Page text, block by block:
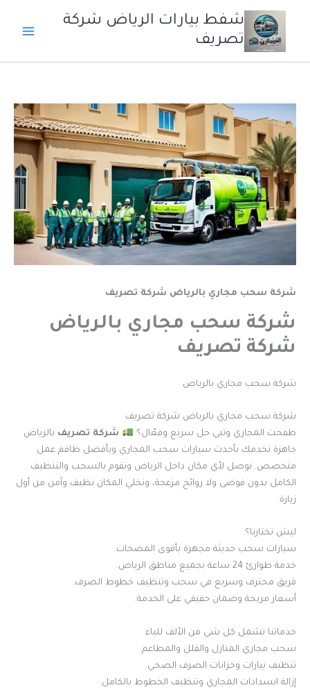
المحتوى
شفط بيارات الرياض شركة
تصريف
شركة سحب مجاري بالرياض شركة تصريف
شركة سحب مجاري بالرياض
شركة تصريف
شركة سحب مجاري بالرياض
شركة سحب مجاري بالرياض شركة تصريف
طفحت المجاري وتبي حل سريع وفعّال؟
شركة تصريف بالرياض
جاهزة تخدمك بأحدث سيارات سحب المجاري وبأفضل طاقم عمل
متخصص. نوصل لأي مكان داخل الرياض ونقوم بالسحب والتنظيف
الكامل بدون فوضى ولا روائح مزعجة، ونخلي المكان نظيف وآمن من أول
زيارة.
ليش تختارنا؟
سيارات سحب حديثة مجهزة بأقوى المضخات.
خدمة طوارئ 24 ساعة بجميع مناطق الرياض.
فريق محترف وسريع في سحب وتنظيف خطوط الصرف.
أسعار مريحة وضمان حقيقي على الخدمة.
خدماتنا تشمل كل شي من الألف للياء
سحب مجاري المنازل والفلل والمطاعم.
تنظيف بيارات وخزانات الصرف الصحي.
إزالة انسدادات المجاري وتنظيف الخطوط بالكامل.